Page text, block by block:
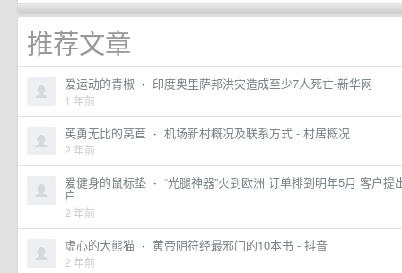
推荐文章
爱运动的青椒 · 印度奥里萨邦洪灾造成至少7人死亡-新华网
1 年前
英勇无比的莴苣 · 机场新村概况及联系方式 - 村居概况
2 年前
爱健身的鼠标垫 · “光腿神器”火到欧洲 订单排到明年5月 客户
户
2 年前
虚心的大熊猫 · 黄帝阴符经最邪门的10本书 - 抖音
2 年前